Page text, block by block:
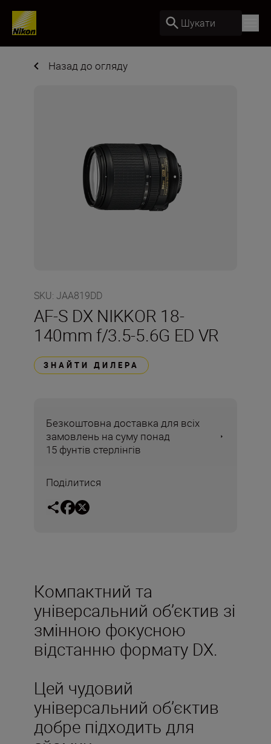
Шукати
Назад до огляду
SKU: JAA819DD
AF-S DX NIKKOR 18-
140mm f/3.5-5.6G ED VR
ЗНАЙТИ ДИЛЕРА
Безкоштовна доставка для всіх
замовлень на суму понад
15 фунтів стерлінгів
Поділитися
Компактний та
універсальний об’єктив зі
змінною фокусною
відстанню формату DX.
Цей чудовий
універсальний об’єктив
добре підходить для